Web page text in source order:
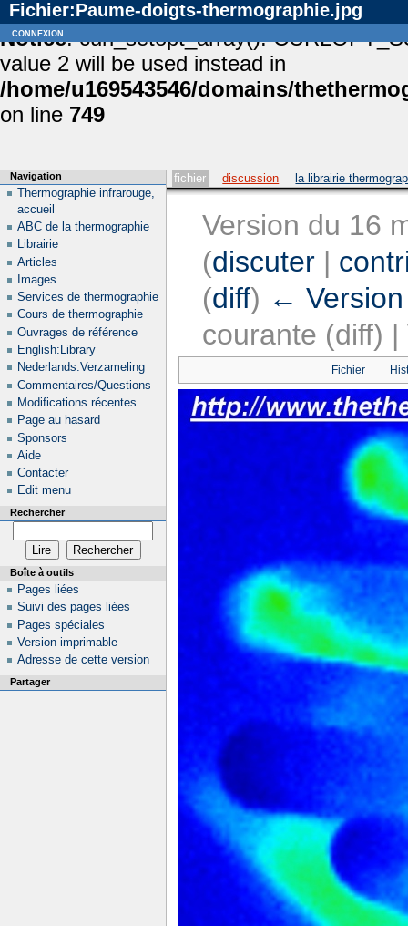
Notice: curl_setopt_array():
value 2 will be used instead in
/home/u169543546/domains/
on line 749
Fichier:Paume-doigts-thermographie.jpg
fichier discussion la librairie
Version du 16
(discuter |
(diff) ←
courante (diff)
Fichier
Navigation
Thermographie infrarouge,
accueil
ABC de la thermographie
Librairie
Articles
Images
Services de thermographie
Cours de thermographie
Ouvrages de référence
English:Library
Nederlands:Verzameling
Commentaires/Questions
Modifications récentes
Page au hasard
Sponsors
Aide
Contacter
Edit menu
Rechercher
Boîte à outils
Pages liées
Suivi des pages liées
Pages spéciales
Version imprimable
Adresse de cette version
Partager
connexion